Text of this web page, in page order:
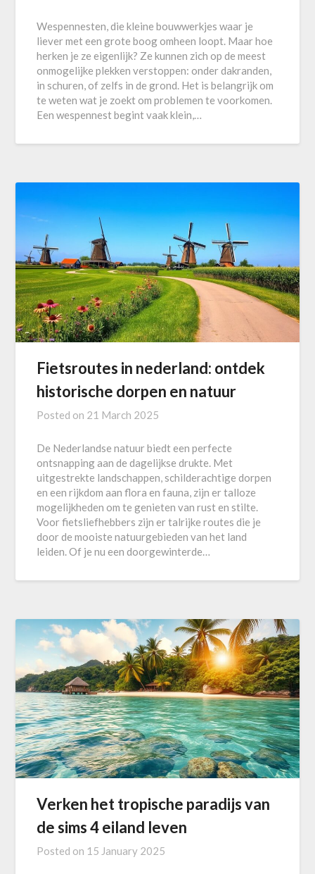
Wespennesten, die kleine bouwwerkjes waar je
liever met een grote boog omheen loopt. Maar hoe
herken je ze eigenlijk? Ze kunnen zich op de meest
onmogelijke plekken verstoppen: onder dakranden,
in schuren, of zelfs in de grond. Het is belangrijk om
te weten wat je zoekt om problemen te voorkomen.
Een wespennest begint vaak klein,…
Fietsroutes in nederland: ontdek
historische dorpen en natuur
Posted on 21 March 2025
De Nederlandse natuur biedt een perfecte
ontsnapping aan de dagelijkse drukte. Met
uitgestrekte landschappen, schilderachtige dorpen
en een rijkdom aan flora en fauna, zijn er talloze
mogelijkheden om te genieten van rust en stilte.
Voor fietsliefhebbers zijn er talrijke routes die je
door de mooiste natuurgebieden van het land
leiden. Of je nu een doorgewinterde…
Verken het tropische paradijs van
de sims 4 eiland leven
Posted on 15 January 2025